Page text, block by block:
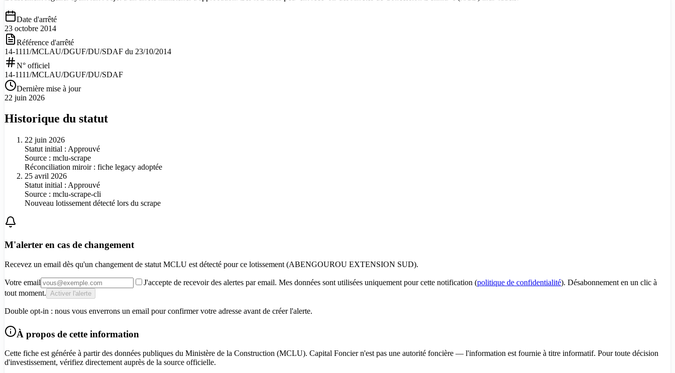
Date d'arrêté
23 octobre 2014
Référence d'arrêté
14-1111/MCLAU/DGUF/DU/SDAF du 23/10/2014
N° officiel
14-1111/MCLAU/DGUF/DU/SDAF
Dernière mise à jour
22 juin 2026
Historique du statut
22 juin 2026
Statut initial : Approuvé
Source : mclu-scrape
Réconciliation miroir : fiche legacy adoptée
25 avril 2026
Statut initial : Approuvé
Source : mclu-scrape-cli
Nouveau lotissement détecté lors du scrape
M'alerter en cas de changement
Recevez un email dès qu'un changement de statut MCLU est détecté pource lotissement (ABENGOUROU EXTENSION SUD).
Votre email J'accepte de recevoir des alertes par email. Mes données sont utilisées uniquement pour cette notification (politique de confidentialité). Désabonnement en un clic à
tout moment. Activer l'alerte
Double opt-in : nous vous enverrons un email pour confirmer votre adresse avant de créer l'alerte.
À propos de cette information
Cette fiche est générée à partir des données publiques du Ministère de la Construction (MCLU). Capital Foncier n'est pas une autorité foncière — l'information est fournie à titre informatif. Pour toute décision
d'investissement, vérifiez directement auprès de la source officielle.